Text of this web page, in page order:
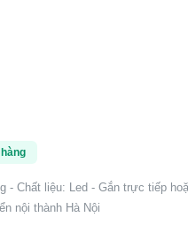
- Chất liệu: Led - Gắn trực tiếp
nội thành Hà Nội